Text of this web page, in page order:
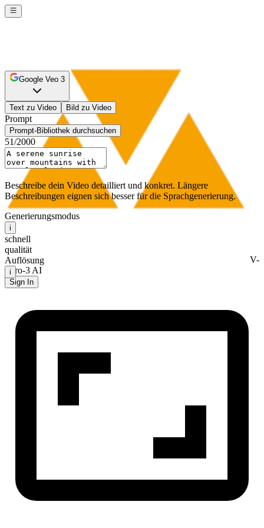
V-
Zero-3 AI
Sign In
Google Veo 3
Text zu Video Bild zu Video
Prompt
Prompt-Bibliothek durchsuchen
51/2000
Beschreibe dein Video detailliert und konkret. Längere
Beschreibungen eignen sich besser für die Sprachgenerierung.
Generierungsmodus
i
schnell
qualität
Auflösung
i